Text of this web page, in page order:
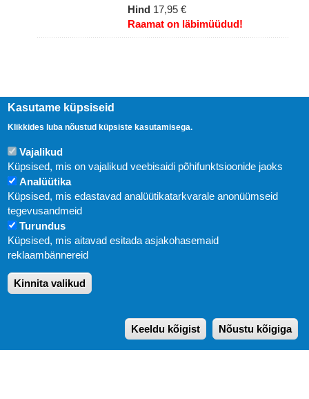
Hind 17,95 €
Raamat on läbimüüdud!
Uudised
KIRJASTUS PEGASUS OÜ © 2020
Paldiski mnt. 29 (A korpus VI korrus), Tallinn
E-post:pegasus[at]pegasus.ee
Kasutame küpsiseid
Klikkides luba nõustud küpsiste kasutamisega.
Vajalikud
Küpsised, mis on vajalikud veebisaidi põhifunktsioonide jaoks
Analüütika
Küpsised, mis edastavad analüütikatarkvarale anonüümseid
tegevusandmeid
Turundus
Küpsised, mis aitavad esitada asjakohasemaid
reklaambännereid
Kinnita valikud
Keeldu kõigist Nõustu kõigiga